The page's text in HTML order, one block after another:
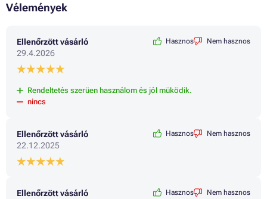
Vélemények
Ellenőrzött vásárló
29.4.2026
Hasznos Nem hasznos
Rendeltetés szerüen használom és jól müködik.
nincs
Ellenőrzött vásárló
22.12.2025
Hasznos Nem hasznos
Ellenőrzött vásárló
Hasznos Nem hasznos